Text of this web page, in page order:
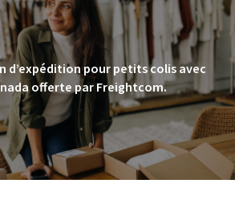
d’expédition pour petits colis avec
offerte par Freightcom.